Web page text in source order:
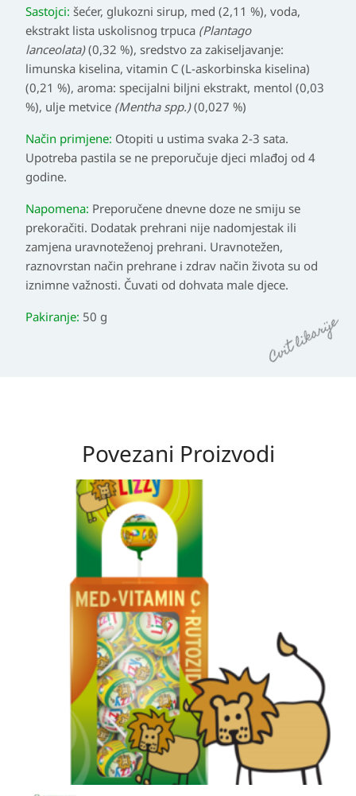
Sastojci: šećer, glukozni sirup, med (2,11 %), voda,
ekstrakt lista uskolisnog trpuca (Plantago
lanceolata)(0,32 %), sredstvo za zakiseljavanje:
limunska kiselina, vitamin C (L-askorbinska kiselina)
(0,21 %), aroma: specijalni biljni ekstrakt, mentol (0,03
%), ulje metvice (Mentha spp.)(0,027 %)
Način primjene: Otopiti u ustima svaka 2-3 sata.
Upotreba pastila se ne preporučuje djeci mlađoj od 4
godine.
Napomena: Preporučene dnevne doze ne smiju se
prekoračiti. Dodatak prehrani nije nadomjestak ili
zamjena uravnoteženoj prehrani. Uravnotežen,
raznovrstan način prehrane i zdrav način života su od
iznimne važnosti. Čuvati od dohvata male djece.
Pakiranje: 50 g
Povezani Proizvodi